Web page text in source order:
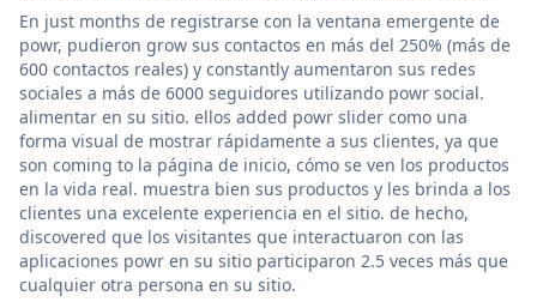
En just months de registrarse con la ventana emergente de
powr, pudieron grow sus contactos en más del 250% (más de
600 contactos reales) y constantly aumentaron sus redes
sociales a más de 6000 seguidores utilizando powr social.
alimentar en su sitio. ellos added powr slider como una
forma visual de mostrar rápidamente a sus clientes, ya que
son coming to la página de inicio, cómo se ven los productos
en la vida real. muestra bien sus productos y les brinda a los
clientes una excelente experiencia en el sitio. de hecho,
discovered que los visitantes que interactuaron con las
aplicaciones powr en su sitio participaron 2.5 veces más que
cualquier otra persona en su sitio.